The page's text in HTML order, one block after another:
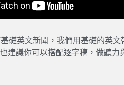
礎英文新聞，我們用基礎的英
建議你可以搭配逐字稿，做聽力